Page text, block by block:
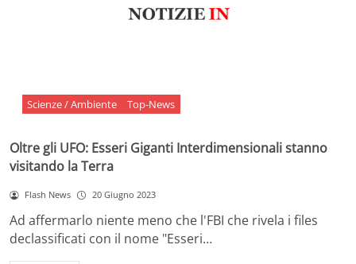
Scienze / Ambiente Top-News
Oltre gli UFO: Esseri Giganti Interdimensionali stanno
visitando la Terra
Flash News 20 Giugno 2023
Ad affermarlo niente meno che l'FBI che rivela i files
declassificati con il nome "Esseri…